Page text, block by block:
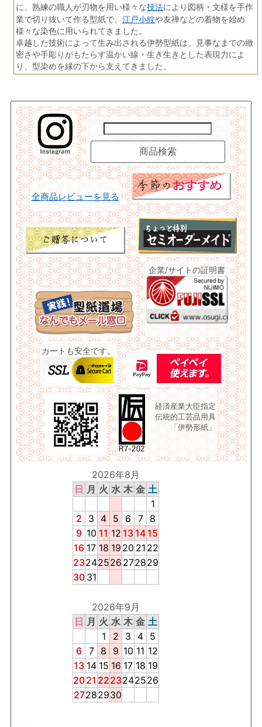
に、熟練の職人が刃物を用い様々な技法により図柄・文様を手作
業で切り抜いて作る型紙で、 江戸小紋や友禅などの着物を始め
様々な染色に用いられてきました。
卓越した技術によって生み出される伊勢型紙は、見事なまでの緻
密さや手彫りがもたらす温かい線・生き生きとした表現力によ
り、型染めを縁の下から支えてきました。
全商品レビューを見る
企業/サイトの証明書
カートも安全です。
経済産業大臣指定
伝統的工芸品用具
「伊勢形紙」
2026年8月
日 月 火 水 木 金 土
1
2
3 4 5 6 7
8
9 10 11 12 13 14 15
16 17 18 19 20 21 22
23242526 272829
30 31
2026年9月
日 月 火 水 木 金 土
1
2 3 4 5
6 7 8 9 10 11 12
13 14 15 16 17 18 19
2021 2223242526
27282930